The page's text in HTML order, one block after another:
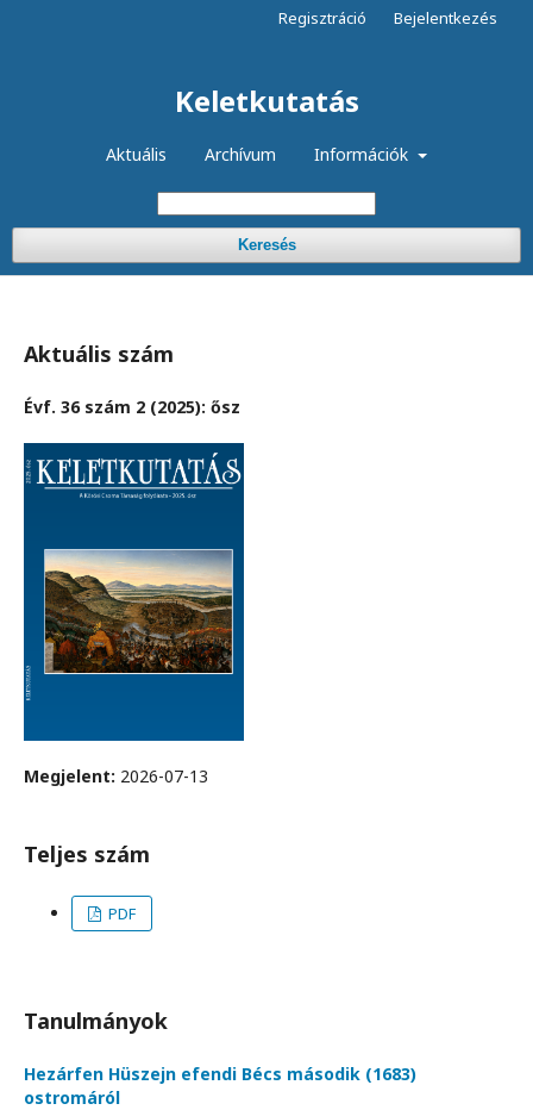
Keletkutatás
Aktuális Archívum Információk
Keresés
Regisztráció Bejelentkezés
Aktuális szám
Évf. 36 szám 2 (2025): ősz
Megjelent: 2026-07-13
Teljes szám
PDF
Tanulmányok
Hezárfen Hüszejn efendi Bécs második (1683)
ostromáról